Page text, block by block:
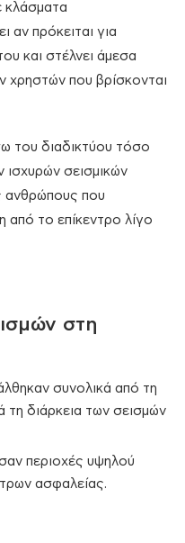
κλάσματα
αν πρόκειται για
και στέλνει άμεσα
χρηστών που βρίσκονται
του διαδικτύου τόσο
σεισμικών
ανθρώπους που
από το επίκεντρο λίγο
στη
συνολικά από τη
διάρκεια των σεισμών
περιοχές υψηλού
ασφαλείας.